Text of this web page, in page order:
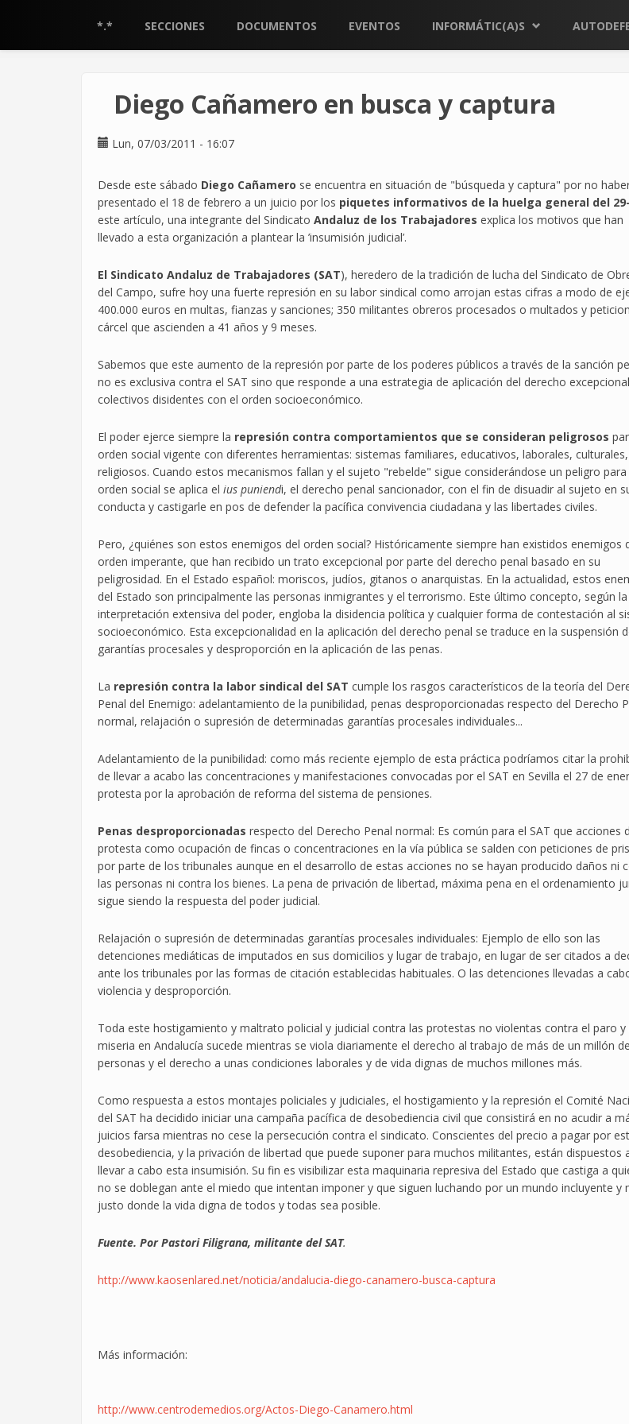
*.* SECCIONES DOCUMENTOS EVENTOS INFORMÁTIC(A)S
Diego Cañamero en busca y captura
Lun, 07/03/2011 - 16:07
Desde este sábado Diego Cañamero se encuentra en situación de "búsqueda y captura" por no
presentado el 18 de febrero a un juicio por los piquetes informativos de la huelga general del
este artículo, una integrante del Sindicato Andaluz de los Trabajadores explica los motivos que han
llevado a esta organización a plantear la ’insumisión judicial’.
El Sindicato Andaluz de Trabajadores (SAT), heredero de la tradición de lucha del Sindicato de
del Campo, sufre hoy una fuerte represión en su labor sindical como arrojan estas cifras a modo de
400.000 euros en multas, fianzas y sanciones; 350 militantes obreros procesados o multados y
cárcel que ascienden a 41 años y 9 meses.
Sabemos que este aumento de la represión por parte de los poderes públicos a través de la sanción
no es exclusiva contra el SAT sino que responde a una estrategia de aplicación del derecho
colectivos disidentes con el orden socioeconómico.
El poder ejerce siempre la represión contra comportamientos que se consideran peligrosos
orden social vigente con diferentes herramientas: sistemas familiares, educativos, laborales, culturales,
religiosos. Cuando estos mecanismos fallan y el sujeto "rebelde" sigue considerándose un peligro para
orden social se aplica el ius puniendi, el derecho penal sancionador, con el fin de disuadir al sujeto en
conducta y castigarle en pos de defender la pacífica convivencia ciudadana y las libertades civiles.
Pero, ¿quiénes son estos enemigos del orden social? Históricamente siempre han existidos enemigos
orden imperante, que han recibido un trato excepcional por parte del derecho penal basado en su
peligrosidad. En el Estado español: moriscos, judíos, gitanos o anarquistas. En la actualidad, estos
del Estado son principalmente las personas inmigrantes y el terrorismo. Este último concepto, según la
interpretación extensiva del poder, engloba la disidencia política y cualquier forma de contestación al
socioeconómico. Esta excepcionalidad en la aplicación del derecho penal se traduce en la suspensión
garantías procesales y desproporción en la aplicación de las penas.
La represión contra la labor sindical del SAT cumple los rasgos característicos de la teoría del
Penal del Enemigo: adelantamiento de la punibilidad, penas desproporcionadas respecto del Derecho
normal, relajación o supresión de determinadas garantías procesales individuales...
Adelantamiento de la punibilidad: como más reciente ejemplo de esta práctica podríamos citar la
de llevar a acabo las concentraciones y manifestaciones convocadas por el SAT en Sevilla el 27 de
protesta por la aprobación de reforma del sistema de pensiones.
Penas desproporcionadas respecto del Derecho Penal normal: Es común para el SAT que acciones
protesta como ocupación de fincas o concentraciones en la vía pública se salden con peticiones de
por parte de los tribunales aunque en el desarrollo de estas acciones no se hayan producido daños ni
las personas ni contra los bienes. La pena de privación de libertad, máxima pena en el ordenamiento
sigue siendo la respuesta del poder judicial.
Relajación o supresión de determinadas garantías procesales individuales: Ejemplo de ello son las
detenciones mediáticas de imputados en sus domicilios y lugar de trabajo, en lugar de ser citados a
ante los tribunales por las formas de citación establecidas habituales. O las detenciones llevadas a
violencia y desproporción.
Toda este hostigamiento y maltrato policial y judicial contra las protestas no violentas contra el paro y
miseria en Andalucía sucede mientras se viola diariamente el derecho al trabajo de más de un millón de
personas y el derecho a unas condiciones laborales y de vida dignas de muchos millones más.
Como respuesta a estos montajes policiales y judiciales, el hostigamiento y la represión el Comité
del SAT ha decidido iniciar una campaña pacífica de desobediencia civil que consistirá en no acudir a
juicios farsa mientras no cese la persecución contra el sindicato. Conscientes del precio a pagar por
desobediencia, y la privación de libertad que puede suponer para muchos militantes, están dispuestos
llevar a cabo esta insumisión. Su fin es visibilizar esta maquinaria represiva del Estado que castiga a
no se doblegan ante el miedo que intentan imponer y que siguen luchando por un mundo incluyente y
justo donde la vida digna de todos y todas sea posible.
Fuente. Por Pastori Filigrana, militante del SAT.
http://www.kaosenlared.net/noticia/andalucia-diego-canamero-busca-captura
Más información:
http://www.centrodemedios.org/Actos-Diego-Canamero.html